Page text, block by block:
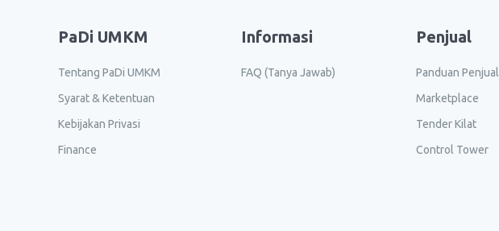
PaDi UMKM
Tentang PaDi UMKM
Syarat & Ketentuan
Kebijakan Privasi
Finance
Informasi
FAQ (Tanya Jawab)
Penjual
Panduan Penjual
Marketplace
Tender Kilat
Control Tower